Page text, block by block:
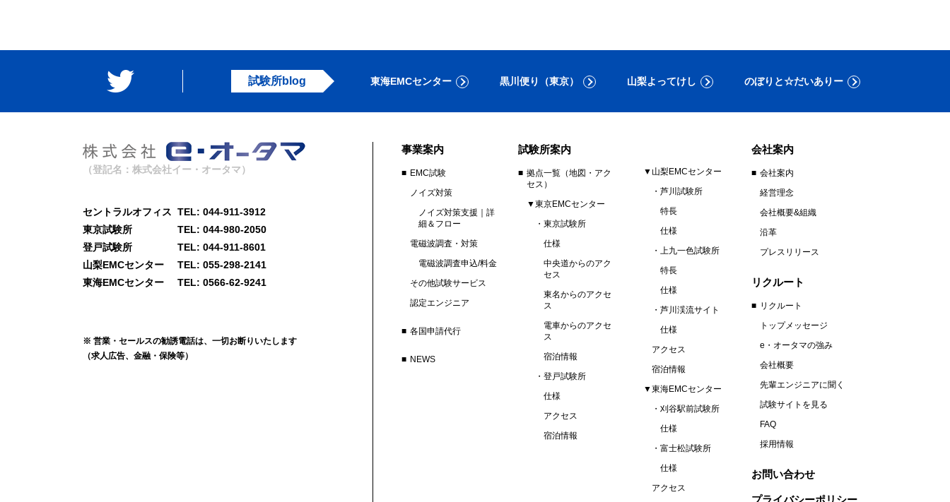
試験所blog 東海EMCセンター 黒川便り（東京） 山梨よってけし のぼりと☆だいありー
事業案内
EMC試験
ノイズ対策
ノイズ対策支援｜詳
細＆フロー
電磁波調査・対策
電磁波調査申込/料金
その他試験サービス
認定エンジニア
各国申請代行
NEWS
試験所案内
拠点一覧（地図・アク
セス）
▼東京EMCセンター
東京試験所
仕様
中央道からのアク
セス
東名からのアクセ
ス
電車からのアクセ
ス
宿泊情報
登戸試験所
仕様
アクセス
宿泊情報
▼山梨EMCセンター
芦川試験所
特長
仕様
上九一色試験所
特長
仕様
芦川渓流サイト
仕様
アクセス
宿泊情報
▼東海EMCセンター
刈谷駅前試験所
仕様
富士松試験所
仕様
アクセス
会社案内
会社案内
経営理念
会社概要&組織
沿革
プレスリリース
リクルート
リクルート
トップメッセージ
e・オータマの強み
会社概要
先輩エンジニアに聞く
試験サイトを見る
FAQ
採用情報
お問い合わせ
プライバシーポリシー
（登記名：株式会社イー・オータマ）
セントラルオフィス TEL: 044-911-3912
東京試験所
TEL: 044-980-2050
登戸試験所
TEL: 044-911-8601
山梨EMCセンター
TEL: 055-298-2141
東海EMCセンター
TEL: 0566-62-9241
※ 営業・セールスの勧誘電話は、一切お断りいたします
（求人広告、金融・保険等）